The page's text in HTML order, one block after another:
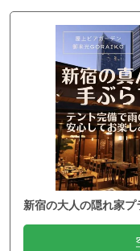
新宿の大人の隠れ家